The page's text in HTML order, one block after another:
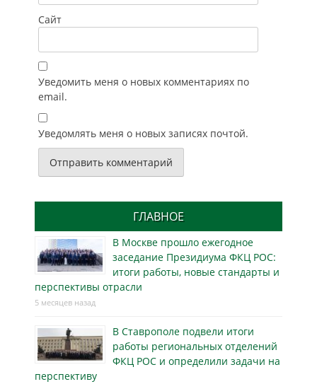
Сайт
Уведомить меня о новых комментариях по
email.
Уведомлять меня о новых записях почтой.
ГЛАВНОЕ
В Москве прошло ежегодное
заседание Президиума ФКЦ РОС:
итоги работы, новые стандарты и
перспективы отрасли
5 месяцев назад
В Ставрополе подвели итоги
работы региональных отделений
ФКЦ РОС и определили задачи на
перспективу